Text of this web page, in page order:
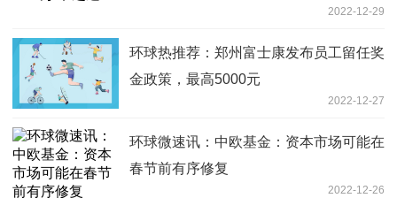
2022-12-29
环球热推荐：郑州富士康发布员工留任奖
金政策，最高5000元
2022-12-27
环球微速讯：中欧基金：资本市场可能在
春节前有序修复
2022-12-26